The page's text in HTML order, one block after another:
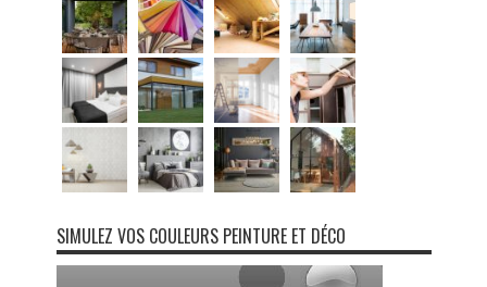
SIMULEZ VOS COULEURS PEINTURE ET DÉCO